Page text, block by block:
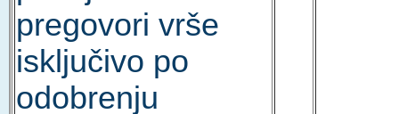
pregovori vrše
isključivo po
odobrenju